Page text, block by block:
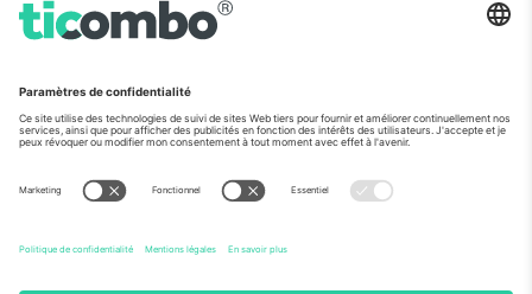
Ticombo France
Mimi Balkanska 132, 1540, Sofia,
Bulgaria
L'entité juridique du fournisseur de la plateforme peut changer en
détails, consultez la page spécifique de l'événement, les mentions